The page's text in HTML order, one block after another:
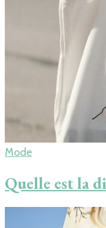
Mode
Quelle est la